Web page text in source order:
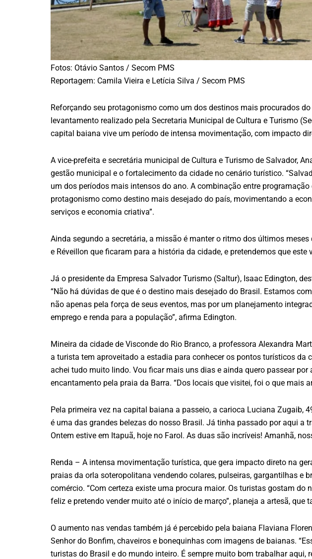
Fotos: Otávio Santos / Secom PMS
Reportagem: Camila Vieira e Letícia Silva / Secom PMS
Reforçando seu protagonismo como um dos destinos mais procurados
levantamento realizado pela Secretaria Municipal de Cultura e Turismo
capital baiana vive um período de intensa movimentação, com impacto
A vice-prefeita e secretária municipal de Cultura e Turismo de Salvador,
gestão municipal e o fortalecimento da cidade no cenário turístico.
um dos períodos mais intensos do ano. A combinação entre
protagonismo como destino mais desejado do país, movimentando a
serviços e economia criativa”.
Ainda segundo a secretária, a missão é manter o ritmo dos últimos
e Réveillon que ficaram para a história da cidade, e pretendemos que este
Já o presidente da Empresa Salvador Turismo (Saltur), Isaac Edington,
“Não há dúvidas de que é o destino mais desejado do Brasil. Estamos
não apenas pela força de seus eventos, mas por um planejamento
emprego e renda para a população”, afirma Edington.
Mineira da cidade de Visconde do Rio Branco, a professora Alexandra
a turista tem aproveitado a estadia para conhecer os pontos turísticos da
achei tudo muito lindo. Vou ficar mais uns dias e ainda quero passear
encantamento pela praia da Barra. “Dos locais que visitei, foi o que mais
Pela primeira vez na capital baiana a passeio, a carioca Luciana Zugaib,
é uma das grandes belezas do nosso Brasil. Já tinha passado por aqui
Ontem estive em Itapuã, hoje no Farol. As duas são incríveis! Amanhã,
Renda – A intensa movimentação turística, que gera impacto direto na
praias da orla soteropolitana vendendo colares, pulseiras, gargantilhas e
comércio. “Com certeza existe uma procura maior. Os turistas gostam
feliz e pretendo vender muito até o início de março”, planeja a artesã,
O aumento nas vendas também já é percebido pela baiana Flaviana
Senhor do Bonfim, chaveiros e bonequinhas com imagens de baianas.
turistas do Brasil e do mundo inteiro. É sempre muito bom trabalhar